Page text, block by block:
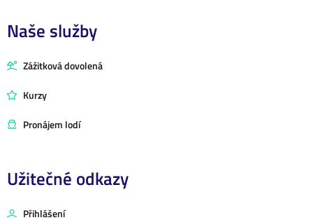
Naše služby
Zážitková dovolená
Kurzy
Pronájem lodí
Užitečné odkazy
Přihlášení